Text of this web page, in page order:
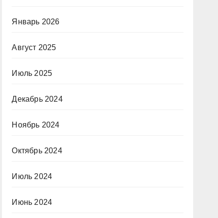
Январь 2026
Август 2025
Июль 2025
Декабрь 2024
Ноябрь 2024
Октябрь 2024
Июль 2024
Июнь 2024